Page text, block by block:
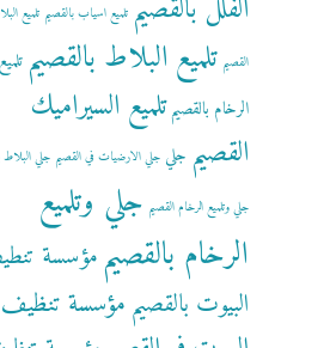
الفلل بالقصيم تلميع اسياب بالقصيم تلميع
القصيم تلميع البلاط بالقصيم تلميع
الرخام بالقصيمتلميع السيراميك
القصيم جلي جلي الارضيات في القصيم جلي البلاط
جلي وتلميع الرخام القصيم جلي وتلميع
الرخام بالقصيممؤسسة
البيوت بالقصيممؤسسة تنظيف